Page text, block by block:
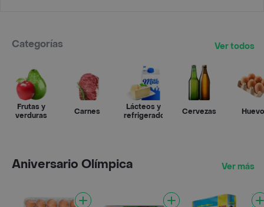
Categorías Ver todos
Frutas y
verduras
Carnes
Lácteos y
refrigerados
Cervezas
Aniversario Olímpica Ver más